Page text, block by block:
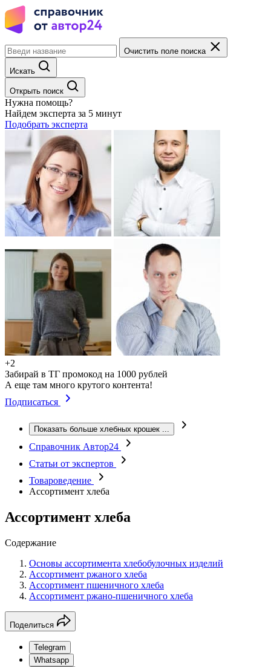
Очистить поле поиска
Искать
Открыть поиск
Нужна помощь?
Найдем эксперта за 5 минут
Подобрать эксперта
+2
Забирай в ТГ промокод на 1000 рублей
А еще там много крутого контента!
Подписаться
Показать больше хлебных крошек ...
Справочник Автор24
Статьи от экспертов
Товароведение
Ассортимент хлеба
Ассортимент хлеба
Содержание
Основы ассортимента хлебобулочных изделий
Ассортимент ржаного хлеба
Ассортимент пшеничного хлеба
Ассортимент ржано-пшеничного хлеба
Поделиться
Telegram
Whatsapp